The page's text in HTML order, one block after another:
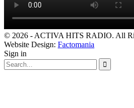
© 2026 - ACTIVA HITS RADIO. All
Website Design: Factomania
Sign in